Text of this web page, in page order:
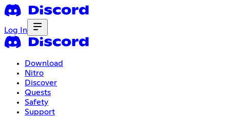
Log In
Download
Nitro
Discover
Quests
Safety
Support